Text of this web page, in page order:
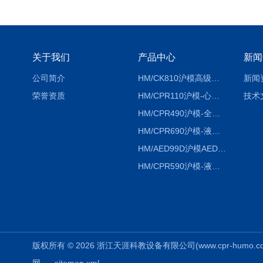
关于我们
公司简介
荣誉资质
产品中心
HM/CPR110沪模-心肺复苏模拟人胸外按压急救教学模型
HM/AED99D沪模AED99D自动体外除颤训练仪
新
新闻
技术
版权所有 © 2026 浙江天涯科教设备有限公司(www.cpr-